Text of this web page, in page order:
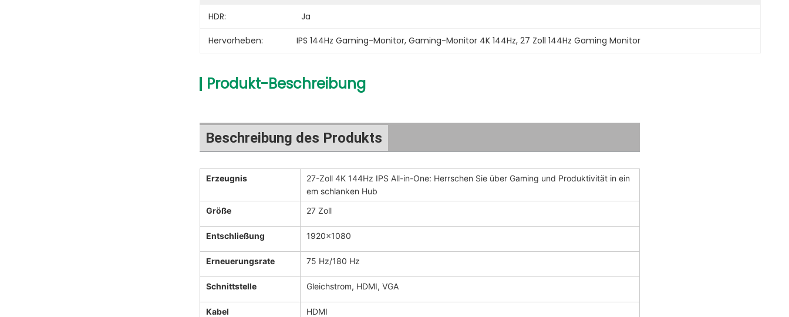
HDR:
Ja
Hervorheben: IPS 144Hz Gaming-Monitor, Gaming-Monitor 4K 144Hz, 27 Zoll 144Hz Gaming Monitor
Produkt-Beschreibung
Beschreibung des Produkts
Erzeugnis
27-Zoll 4K 144Hz IPS All-in-One: Herrschen Sie über Gaming und Produktivität in ein
em schlanken Hub
Größe
27 Zoll
Entschließung 1920x1080
Erneuerungsrate 75 Hz/180 Hz
Schnittstelle Gleichstrom, HDMI, VGA
Kabel HDMI